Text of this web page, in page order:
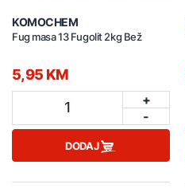
KOMOCHEM
Fug masa 13 Fugolit 2kg Bež
5,95 KM
1
+
-
DODAJ